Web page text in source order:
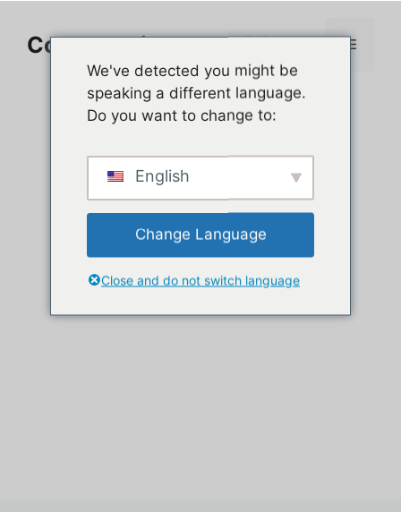
contenuComment jouer sur PC Menu
We've detected you might be
speaking a different language.
Do you want to change to:
English
Change Language
Close and do not switch language